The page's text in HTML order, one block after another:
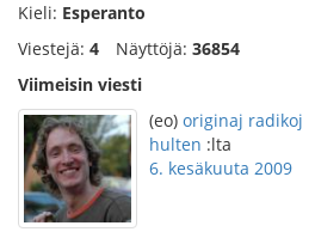
Kieli: Esperanto
Viestejä: 4 Näyttöjä: 36854
Viimeisin viesti
(eo) originaj radikoj
hulten :lta
6. kesäkuuta 2009